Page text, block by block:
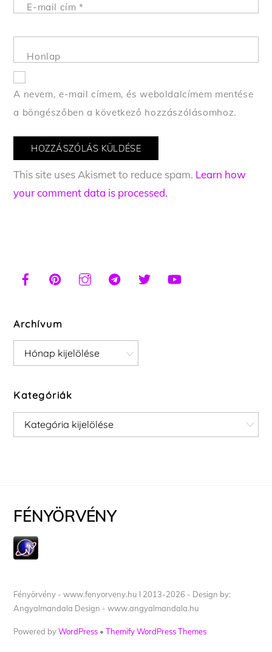
E-mail cím*
Honlap
A nevem, e-mail címem, és weboldalcímem mentése
a böngészőben a következő hozzászólásomhoz.
This site uses Akismet to reduce spam. Learn how
your comment data is processed.
Archívum
Archívum
Kategóriák
Kategóriák
FÉNYÖRVÉNY
Fényörvény - www.fenyorveny.hu I 2013-2026 - Design by:
Angyalmandala Design - www.angyalmandala.hu
Powered byWordPress •Themify WordPress Themes